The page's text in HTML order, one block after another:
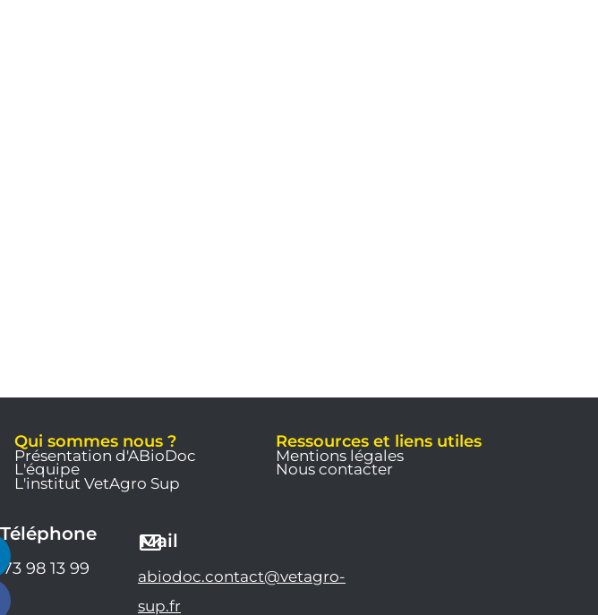
Téléphone
98 13 99
Mail
abiodoc.contact@vetagro-
sup.fr
Qui sommes nous ?
Présentation d'ABioDoc
L'équipe
L'institut VetAgro Sup
Ressources et liens utiles
Mentions légales
Nous contacter